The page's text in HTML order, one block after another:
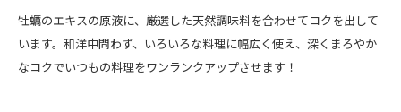
牡蠣のエキスの原液に、厳選した天然調味料を合わせてコクを出して
います。和洋中問わず、いろいろな料理に幅広く使え、深くまろやか
なコクでいつもの料理をワンランクアップさせます！